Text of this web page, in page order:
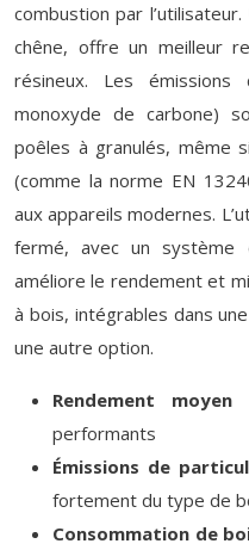
combustion par
chêne, offre un meilleur
résineux. Les émissions
monoxyde de carbone)
poêles à granulés, même
(comme la norme EN
aux appareils modernes.
fermé, avec un système
améliore le rendement et
à bois, intégrables dans
une autre option.
Rendement
performants
Émissions de
fortement du type de
Consommation de